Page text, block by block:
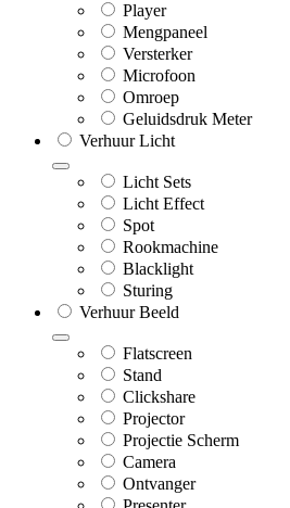
Player
Mengpaneel
Versterker
Microfoon
Omroep
Geluidsdruk Meter
Verhuur Licht
Licht Sets
Licht Effect
Spot
Rookmachine
Blacklight
Sturing
Verhuur Beeld
Flatscreen
Stand
Clickshare
Projector
Projectie Scherm
Camera
Ontvanger